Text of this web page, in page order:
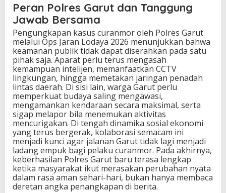
Peran Polres Garut dan Tanggung
Jawab Bersama
Pengungkapan kasus curanmor oleh Polres Garut
melalui Ops Jaran Lodaya 2026 menunjukkan bahwa
keamanan publik tidak dapat diserahkan pada satu
pihak saja. Aparat perlu terus mengasah
kemampuan intelijen, memanfaatkan CCTV
lingkungan, hingga memetakan jaringan penadah
lintas daerah. Di sisi lain, warga Garut perlu
memperkuat budaya saling mengawasi,
mengamankan kendaraan secara maksimal, serta
sigap melapor bila menemukan aktivitas
mencurigakan. Di tengah dinamika sosial ekonomi
yang terus bergerak, kolaborasi semacam ini
menjadi kunci agar jalanan Garut tidak lagi menjadi
ladang empuk bagi pelaku curanmor. Pada akhirnya,
keberhasilan Polres Garut baru terasa lengkap
ketika masyarakat ikut merasakan perubahan nyata
dalam rasa aman sehari-hari, bukan hanya membaca
deretan angka penangkapan di berita.